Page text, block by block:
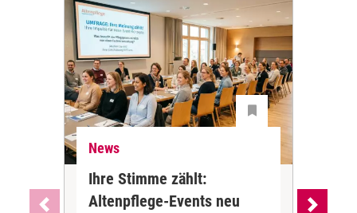
News
Ihre Stimme zählt:
Altenpflege-Events neu